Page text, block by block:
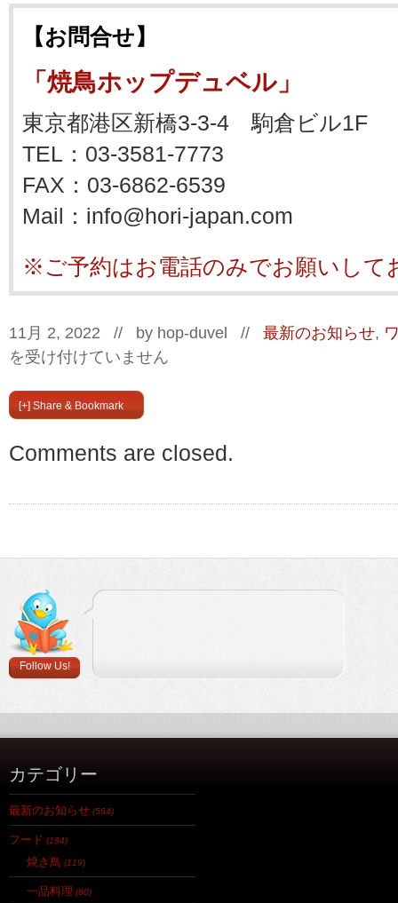
【お問合せ】
「焼鳥ホップデュベル」
東京都港区新橋3-3-4 駒倉ビル1F
TEL：03-3581-7773
FAX：03-6862-6539
Mail：info@hori-japan.com
※ご予約はお電話のみでお願いして
11月 2, 2022 // by hop-duvel // 最新のお知らせ,
を受け付けていません
[+] Share & Bookmark
Comments are closed.
Follow Us!
カテゴリー
最新のお知らせ (564)
フード (194)
焼き鳥 (119)
一品料理 (60)